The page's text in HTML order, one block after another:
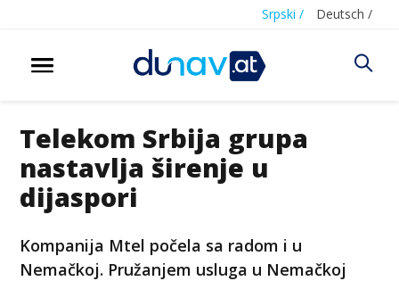
Srpski / Deutsch /
Telekom Srbija grupa
nastavlja širenje u
dijaspori
Kompanija Mtel počela sa radom i u
Nemačkoj. Pružanjem usluga u Nemačkoj